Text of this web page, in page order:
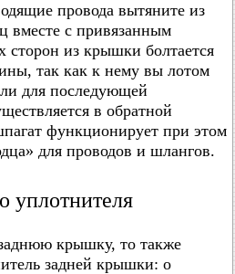
провода вытяните из
вместе с привязанным
сторон из крышки болтается
так как к нему вы лотом
для последующей
в обратной
функционирует при этом
для проводов и шлангов.
уплотнителя
крышку, то также
задней крышки: о